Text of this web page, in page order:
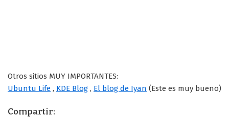
Otros sitios MUY IMPORTANTES:
Ubuntu Life , KDE Blog , El blog de Iyan (Este es muy bueno)
Compartir: